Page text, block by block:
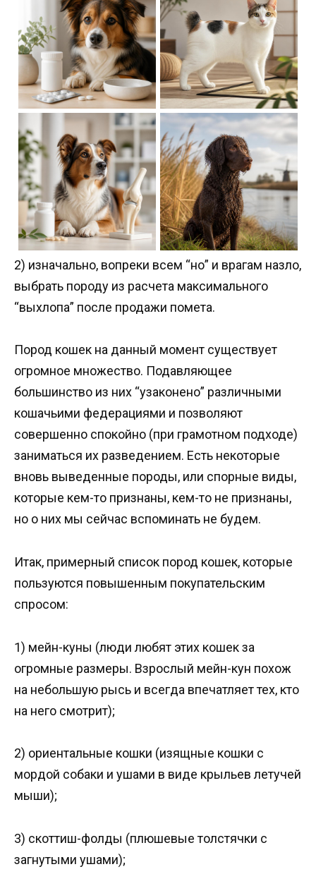
2) изначально, вопреки всем “но” и врагам назло,
выбрать породу из расчета максимального
“выхлопа” после продажи помета.
Пород кошек на данный момент существует
огромное множество. Подавляющее
большинство из них “узаконено” различными
кошачьими федерациями и позволяют
совершенно спокойно (при грамотном подходе)
заниматься их разведением. Есть некоторые
вновь выведенные породы, или спорные виды,
которые кем-то признаны, кем-то не признаны,
но о них мы сейчас вспоминать не будем.
Итак, примерный список пород кошек, которые
пользуются повышенным покупательским
спросом:
1) мейн-куны (люди любят этих кошек за
огромные размеры. Взрослый мейн-кун похож
на небольшую рысь и всегда впечатляет тех, кто
на него смотрит);
2) ориентальные кошки (изящные кошки с
мордой собаки и ушами в виде крыльев летучей
мыши);
3) скоттиш-фолды (плюшевые толстячки с
загнутыми ушами);